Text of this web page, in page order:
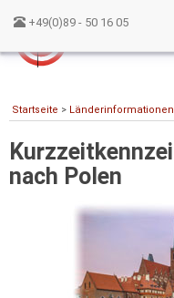
+49(0)89 - 50 16 05
Startseite > Länderinformationen
nach Polen